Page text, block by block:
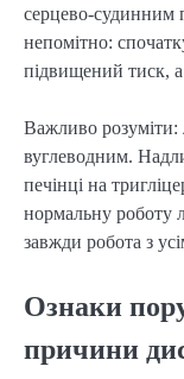
серцево-судинним
непомітно:
підвищений тиск,
Важливо розуміти:
вуглеводним.
печінці на
нормальну роботу
завжди робота з
Ознаки
причини